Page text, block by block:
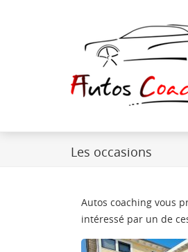
Les occasions
Autos coaching vous
intéressé par un de